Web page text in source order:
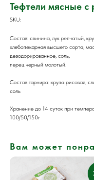
Тефтели мясные с
SKU:
Состав: свинина, лук репчатый,
хлебопекарная высшего сорта,
дезодорированное, соль,
перец черный молотый.
Состав гарнира: крупа рисовая,
соль
Хранение до 14 суток при
100/50/150г
Вам может